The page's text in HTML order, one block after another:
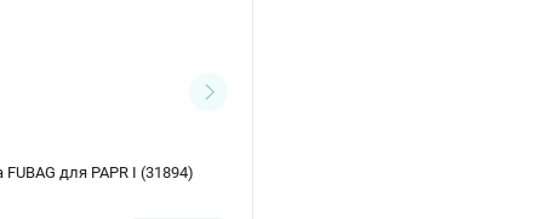
для PAPR I (31894)